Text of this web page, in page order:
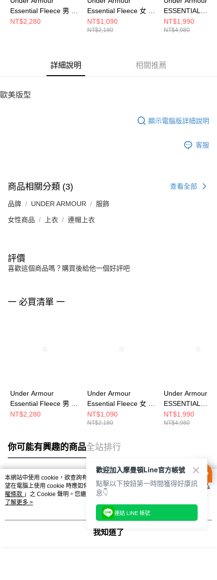
Essential Fleece 男 連
帽T恤 1373880-001
NT$2,280
Essential Fleece 女 連
帽T恤 1373033-001
NT$1,090
NT$2,180
ESSENTIAL
SWACKET 男 連
套 1378824-011
NT$1,990
NT$4,980
詳細說明 相關推薦
歐美版型
顯示電腦版詳細說明
客服
商品相關分類 (3) 查看全部
品牌 UNDER ARMOUR 服飾
女性商品 上衣 連帽上衣
評價
喜歡這個商品嗎？購買後給他一個好評吧
一 必買清單 一
Under Armour
Essential Fleece 男 連
帽T恤 1373880-001
NT$2,280
Under Armour
Essential Fleece 女 連
帽T恤 1373033-001
NT$1,090
NT$2,180
Under Armour
ESSENTIAL
SWACKET 男 連
套 1378824-011
NT$1,990
NT$4,980
你可能有興趣的商品全站排行
熱門標籤
本網站中使用 cookie，欲查詢有關本網站使用 cookie 方式之詳情，及若您不希
望在電腦上使用 cookie 時應如何變更電腦的 cookie 設定，請參閱本網站「
隱私
權條款 」之 Cookie 聲明。您繼續使用本網站即表示您同意本公司得按本網站使
用條款之 Cookie 聲明使用 cookie。
了解更多 >
我知道了
歡迎加入摩曼頓Line官方帳號
點擊以下按鈕第一時間獲得好康訊
息👇
連結 LINE 帳號